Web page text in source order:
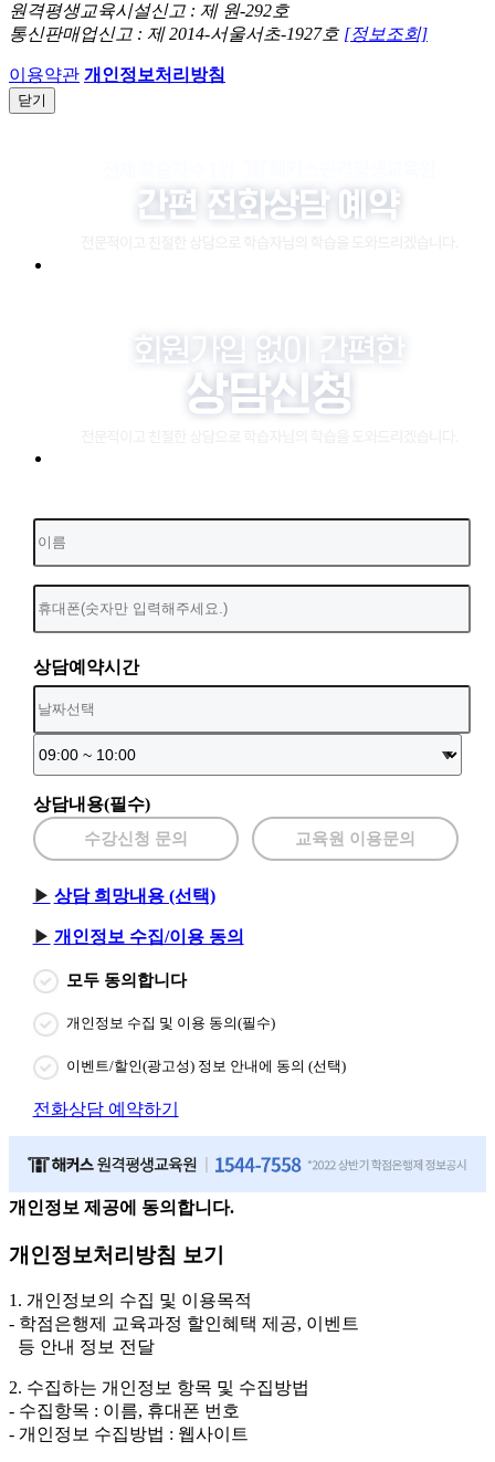
원격평생교육시설신고 : 제 원-292호
통신판매업신고 : 제 2014-서울서초-1927호 [정보조회]
이용약관 개인정보처리방침
닫기
상담예약시간
상담내용(필수)
수강신청 문의 교육원 이용문의
상담 희망내용 (선택)
개인정보 수집/이용 동의
모두 동의합니다
개인정보 수집 및 이용 동의(필수)
이벤트/할인(광고성) 정보 안내에 동의 (선택)
전화상담 예약하기
개인정보 제공에 동의합니다.
개인정보처리방침 보기
1. 개인정보의 수집 및 이용목적
- 학점은행제 교육과정 할인혜택 제공, 이벤트
등 안내 정보 전달
2. 수집하는 개인정보 항목 및 수집방법
- 수집항목 : 이름, 휴대폰 번호
- 개인정보 수집방법 : 웹사이트